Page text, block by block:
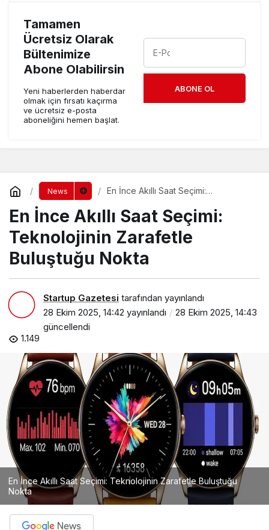
Tamamen
Ücretsiz Olarak
Bültenimize
Abone Olabilirsin
Yeni haberlerden haberdar
olmak için fırsatı kaçırma
ve ücretsiz e-posta
aboneliğini hemen başlat.
ABONE OL
News
En İnce Akıllı Saat Seçimi:
Nokta
En İnce Akıllı Saat Seçimi:
Teknolojinin Zarafetle
Buluştuğu Nokta
Startup Gazetesi tarafından yayınlandı
28 Ekim 2025, 14:42 yayınlandı
28 Ekim 2025, 14:43
güncellendi
1.149
En İnce Akıllı Saat Seçimi: Teknolojinin Zarafetle Buluştuğu
Nokta